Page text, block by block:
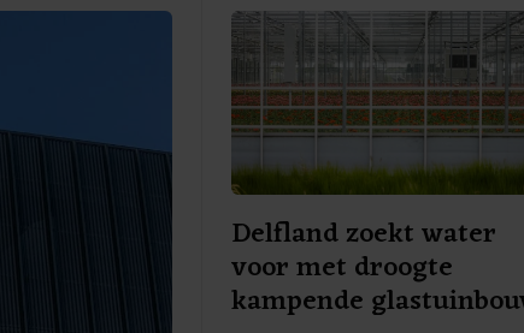
Delfland zoekt water
voor met droogte
kampende